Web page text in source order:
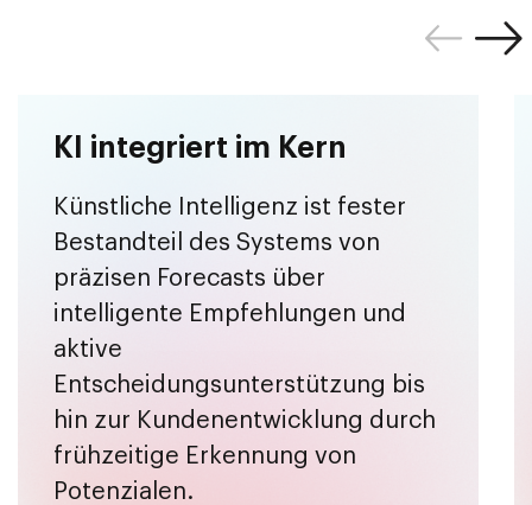
KI integriert im Kern
Künstliche Intelligenz ist fester
Bestandteil des Systems von
präzisen Forecasts über
intelligente Empfehlungen und
aktive
Entscheidungsunterstützung bis
hin zur Kundenentwicklung durch
frühzeitige Erkennung von
Potenzialen.